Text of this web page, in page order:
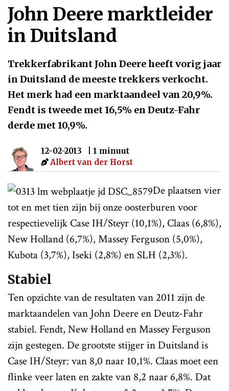
John Deere marktleider
in Duitsland
Trekkerfabrikant John Deere heeft vorig jaar
in Duitsland de meeste trekkers verkocht.
Het merk had een marktaandeel van 20,9%.
Fendt is tweede met 16,5% en Deutz-Fahr
derde met 10,9%.
12-02-2013
| 1 minuut
Albert van der Horst
De plaatsen vier
tot en met tien zijn bij onze oosterburen voor
respectievelijk Case IH/Steyr (10,1%), Claas (6,8%),
New Holland (6,7%), Massey Ferguson (5,0%),
Kubota (3,7%), Iseki (2,8%) en SLH (2,3%).
Stabiel
Ten opzichte van de resultaten van 2011 zijn de
marktaandelen van John Deere en Deutz-Fahr
stabiel. Fendt, New Holland en Massey Ferguson
zijn gestegen. De grootste stijger in Duitsland is
Case IH/Steyr: van 8,0 naar 10,1%. Claas moet een
flinke veer laten en zakte van 8,2 naar 6,8%. Dat